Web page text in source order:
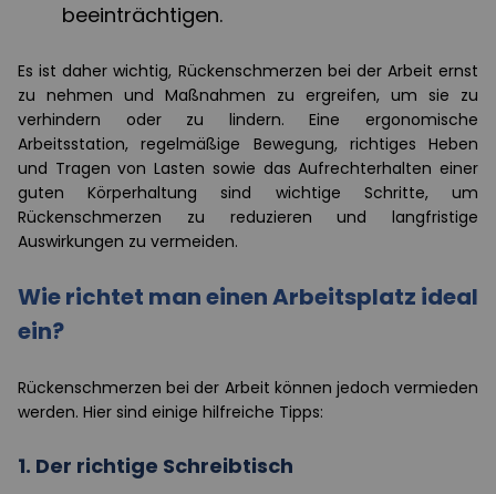
beeinträchtigen.
Es ist daher wichtig, Rückenschmerzen bei der Arbeit ernst
zu nehmen und Maßnahmen zu ergreifen, um sie zu
verhindern oder zu lindern. Eine ergonomische
Arbeitsstation, regelmäßige Bewegung, richtiges Heben
und Tragen von Lasten sowie das Aufrechterhalten einer
guten Körperhaltung sind wichtige Schritte, um
Rückenschmerzen zu reduzieren und langfristige
Auswirkungen zu vermeiden.
Wie richtet man einen Arbeitsplatz ideal
ein?
Rückenschmerzen bei der Arbeit können jedoch vermieden
werden. Hier sind einige hilfreiche Tipps:
1. Der richtige Schreibtisch